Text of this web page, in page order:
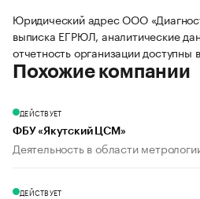
Юридический адрес ООО
выписка ЕГРЮЛ, аналитические
отчетность организации доступны
Похожие компании
ДЕЙСТВУЕТ
ФБУ «Якутский ЦСМ»
Деятельность в области
ДЕЙСТВУЕТ